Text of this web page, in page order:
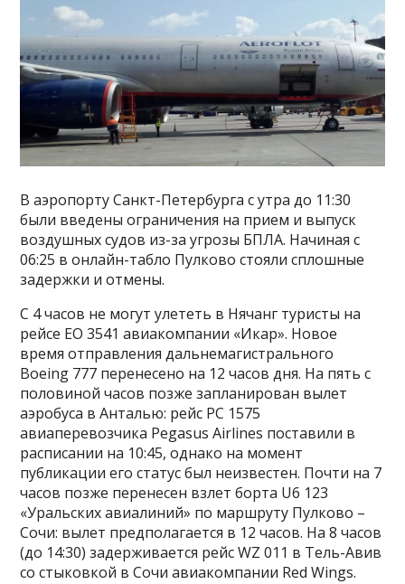
В аэропорту Санкт-Петербурга с утра до 11:30
были введены ограничения на прием и выпуск
воздушных судов из-за угрозы БПЛА. Начиная с
06:25 в онлайн-табло Пулково стояли сплошные
задержки и отмены.
С 4 часов не могут улететь в Нячанг туристы на
рейсе EO 3541 авиакомпании «Икар». Новое
время отправления дальнемагистрального
Boeing 777 перенесено на 12 часов дня. На пять с
половиной часов позже запланирован вылет
аэробуса в Анталью: рейс PC 1575
авиаперевозчика Pegasus Airlines поставили в
расписании на 10:45, однако на момент
публикации его статус был неизвестен. Почти на 7
часов позже перенесен взлет борта U6 123
«Уральских авиалиний» по маршруту Пулково –
Сочи: вылет предполагается в 12 часов. На 8 часов
(до 14:30) задерживается рейс WZ 011 в Тель-Авив
со стыковкой в Сочи авиакомпании Red Wings.